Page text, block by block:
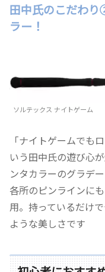
田中氏のこだわ
ラー！
ソルテックス ナイトゲーム
「ナイトゲームでも
いう田中氏の遊び心
ンタカラーのグラデ
各所のピンラインに
用。持っているだけ
ような美しさです